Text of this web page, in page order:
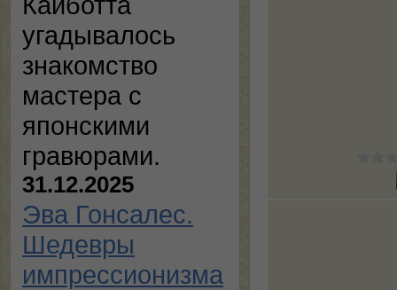
угадывалось
знакомство
мастера с
японскими
гравюрами.
31.12.2025
Эва Гонсалес.
Шедевры
импрессионизма